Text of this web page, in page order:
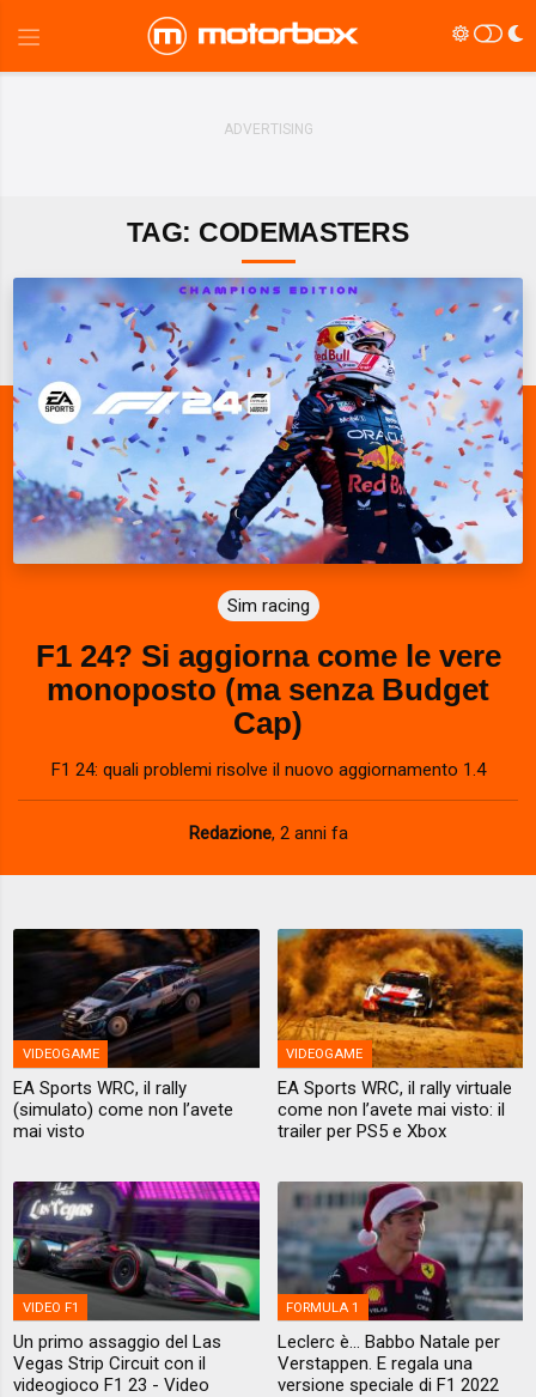
TAG: CODEMASTERS
Sim racing
F1 24? Si aggiorna come le vere
monoposto (ma senza Budget
Cap)
F1 24: quali problemi risolve il nuovo aggiornamento 1.4
Redazione, 2 anni fa
VIDEOGAME
EA Sports WRC, il rally
(simulato) come non l’avete
mai visto
VIDEOGAME
EA Sports WRC, il rally virtuale
come non l’avete mai visto: il
trailer per PS5 e Xbox
VIDEO F1
Un primo assaggio del Las
Vegas Strip Circuit con il
videogioco F1 23 - Video
FORMULA 1
Leclerc è... Babbo Natale per
Verstappen. E regala una
versione speciale di F1 2022